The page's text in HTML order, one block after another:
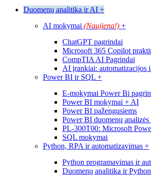
Duomenų analitika ir AI +
AI mokymai (Naujiena!) +
ChatGPT pagrindai
Microsoft 365 Copilot
CompTIA AI Pagrindai
AI įrankiai: automatizacijos
Power BI ir SQL +
E-mokymai Power Bi
Power BI mokymai + AI
Power BI pažengusiems
Power BI duomenų
PL-300T00: Microsoft
SQL mokymai
Python, RPA ir automatizavimas +
Python programavimas ir
Duomenų analitika ir